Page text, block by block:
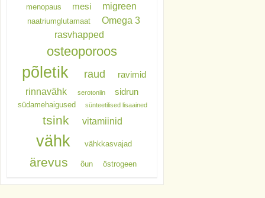
menopaus mesi migreen
naatriumglutamaat
Omega 3
rasvhapped
osteoporoos
põletik raud ravimid
rinnavähk serotoniin sidrun
südamehaigused sünteetilised lisaained
tsink vitamiinid
vähk vähkkasvajad
ärevus õun östrogeen